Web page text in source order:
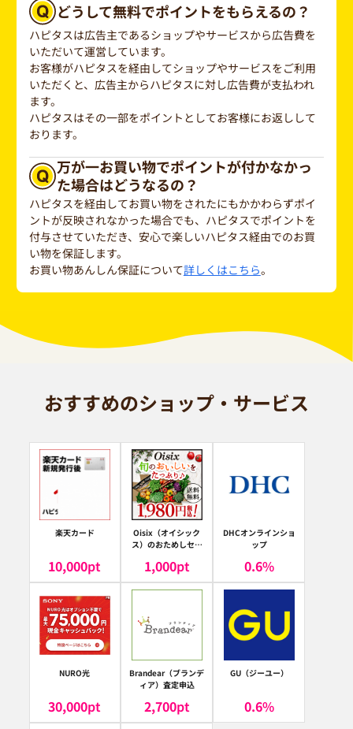
どうして無料でポイントをもらえるの？
ハピタスは広告主であるショップやサービスから広告費を
いただいて運営しています。
お客様がハピタスを経由してショップやサービスをご利用
いただくと、広告主からハピタスに対し広告費が支払われ
ます。
ハピタスはその一部をポイントとしてお客様にお返しして
おります。
万が一お買い物でポイントが付かなかっ
た場合はどうなるの？
ハピタスを経由してお買い物をされたにもかかわらずポイ
ントが反映されなかった場合でも、ハピタスでポイントを
付与させていただき、安心で楽しいハピタス経由でのお買
い物を保証します。
お買い物あんしん保証について詳しくはこちら。
おすすめのショップ・サービス
楽天カード
10,000pt
Oisix（オイシック
ス）のおためしセッ
1,000pt
DHCオンラインショ
ップ
0.6%
NURO光
30,000pt
Brandear（ブランデ
ィア）査定申込
2,700pt
GU（ジーユー）
0.6%